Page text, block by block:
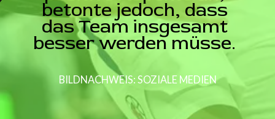
betonte jedoch, dass
das Team insgesamt
besser werden müsse.
BILDNACHWEIS: SOZIALE MEDIEN